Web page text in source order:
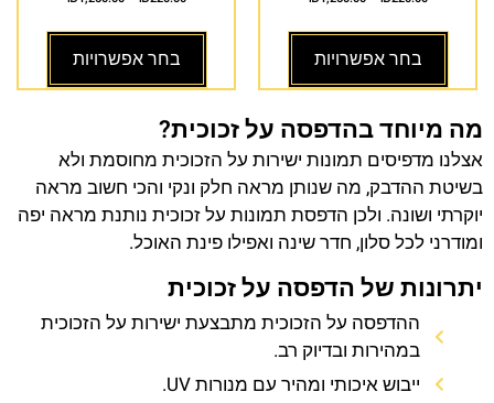
בחר אפשרויות בחר אפשרויות
מה מיוחד בהדפסה על זכוכית?
אצלנו מדפיסים תמונות ישירות על הזכוכית מחוסמת ולא
בשיטת ההדבק, מה שנותן מראה חלק ונקי והכי חשוב מראה
יוקרתי ושונה. ולכן הדפסת תמונות על זכוכית נותנת מראה יפה
ומודרני לכל סלון, חדר שינה ואפילו פינת האוכל.
יתרונות של הדפסה על זכוכית
ההדפסה על הזכוכית מתבצעת ישירות על הזכוכית
במהירות ובדיוק רב.
ייבוש איכותי ומהיר עם מנורות UV.